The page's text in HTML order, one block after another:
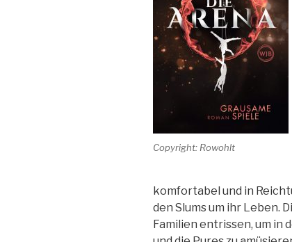
Copyright: Rowohlt
komfortabel und in
den Slums um ihr Leben.
Familien entrissen, um